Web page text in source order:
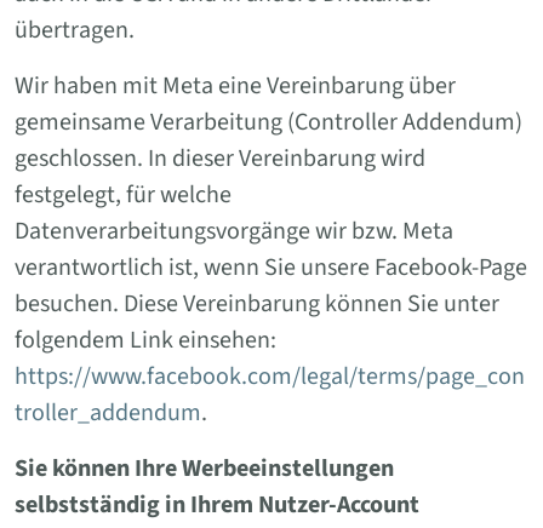
übertragen.
Wir haben mit Meta eine Vereinbarung über
gemeinsame Verarbeitung (Controller Addendum)
geschlossen. In dieser Vereinbarung wird
festgelegt, für welche
Datenverarbeitungsvorgänge wir bzw. Meta
verantwortlich ist, wenn Sie unsere Facebook-Page
besuchen. Diese Vereinbarung können Sie unter
folgendem Link einsehen:
https://www.facebook.com/legal/terms/page_con
troller_addendum.
Sie können Ihre Werbeeinstellungen
selbstständig in Ihrem Nutzer-Account